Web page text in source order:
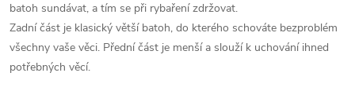
batoh sundávat, a tím se při rybaření zdržovat.
Zadní část je klasický větší batoh, do kterého schováte bezproblém
všechny vaše věci. Přední část je menší a slouží k uchování ihned
potřebných věcí.